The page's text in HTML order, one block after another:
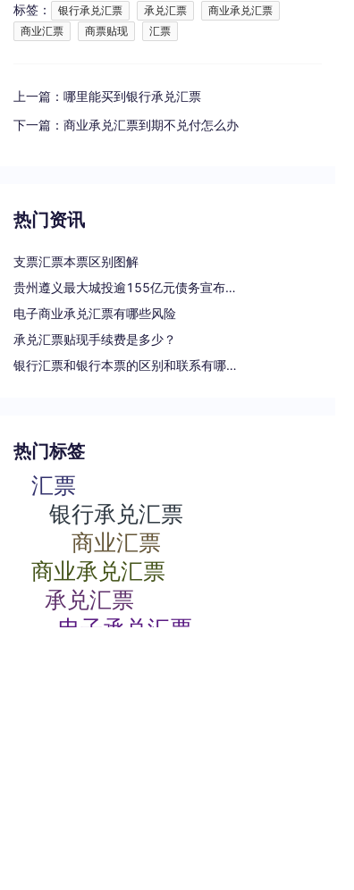
标签： 银行承兑汇票 承兑汇票
商业承兑汇票
商业汇票
商票贴现 汇票
上一篇： 哪里能买到银行承兑汇票
下一篇： 商业承兑汇票到期不兑付怎么办
热门资讯
支票汇票本票区别图解
贵州遵义最大城投逾155亿元债务宣布重组
电子商业承兑汇票有哪些风险
承兑汇票贴现手续费是多少？
银行汇票和银行本票的区别和联系有哪些（一文读懂支票、本票和汇票的区别）
热门标签
汇票
银行承兑汇票
商业汇票
商业承兑汇票
承兑汇票
电子承兑汇票